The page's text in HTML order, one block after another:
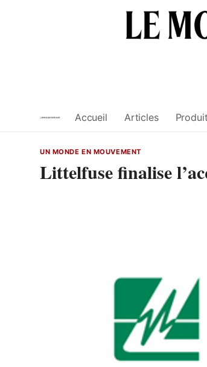
Accueil Articles
UN MONDE EN MOUVEMENT
Littelfuse finalise